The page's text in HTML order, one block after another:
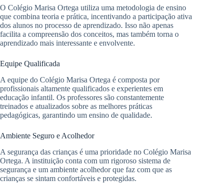
O Colégio Marisa Ortega utiliza uma metodologia de ensino
que combina teoria e prática, incentivando a participação ativa
dos alunos no processo de aprendizado. Isso não apenas
facilita a compreensão dos conceitos, mas também torna o
aprendizado mais interessante e envolvente.
Equipe Qualificada
A equipe do Colégio Marisa Ortega é composta por
profissionais altamente qualificados e experientes em
educação infantil. Os professores são constantemente
treinados e atualizados sobre as melhores práticas
pedagógicas, garantindo um ensino de qualidade.
Ambiente Seguro e Acolhedor
A segurança das crianças é uma prioridade no Colégio Marisa
Ortega. A instituição conta com um rigoroso sistema de
segurança e um ambiente acolhedor que faz com que as
crianças se sintam confortáveis e protegidas.